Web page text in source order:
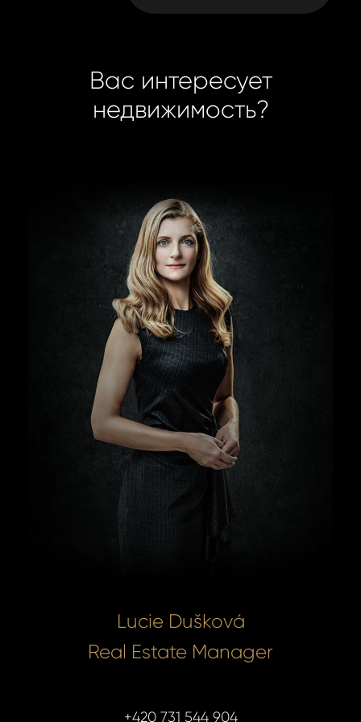
Вас интересует
недвижимость?
Lucie Dušková
Real Estate Manager
+420 731 544 904